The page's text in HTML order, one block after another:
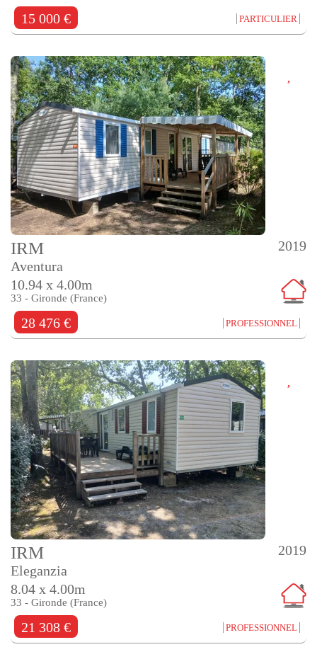
15 000 € PARTICULIER
2019
IRM
Aventura
10.94 x 4.00m
33 - Gironde (France)
28 476 € PROFESSIONNEL
2019
IRM
Eleganzia
8.04 x 4.00m
33 - Gironde (France)
21 308 € PROFESSIONNEL